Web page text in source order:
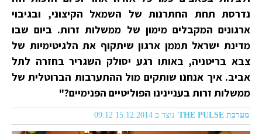
נדרסת תחת החתרנות של השמאל הקיצוני, ובגיבוי
ארגונים המקבלים מימון של ממשלות זרות. ביום שבו
מדינת ישראל תממן ארגון שיתקוף את הלגיטימיות של
צבא בריטניה, באותו רגע יסולק השגריר בחזרה לתל
אביב. איך אנחנו שותקים מול ההתערבות הברוטלית של
ממשלות זרות בעניינינו הפוליטיים הפנימיים?"
מערכת THE PULSE נוצר ב 15.12.2014 09:12